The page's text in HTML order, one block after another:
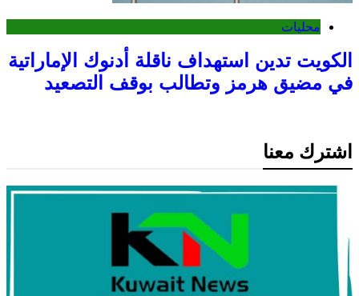
محليات
الكويت تدين استهداف ناقلة أدنوك الإماراتية
في مضيق هرمز وتطالب بوقف التصعيد
اشترك معنا